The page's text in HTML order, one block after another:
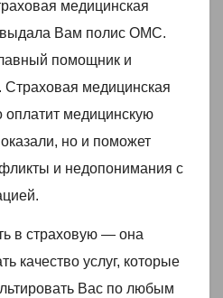
медицинская
выдала Вам полис ОМС.
помощник и
медицинская
оплатит медицинскую
но и поможет
и недопонимания с
в страховую — она
качество услуг, которые
Вас по любым